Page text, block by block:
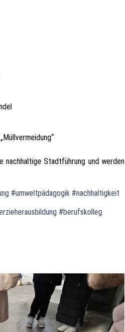
nachhaltige Stadtführung und werden
#umweltpädagogik #nachhaltigkeit
#berufskolleg